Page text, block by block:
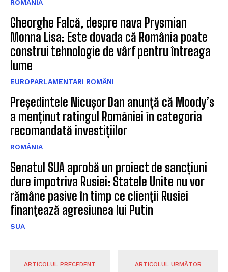
ROMÂNIA
Gheorghe Falcă, despre nava Prysmian
Monna Lisa: Este dovada că România poate
construi tehnologie de vârf pentru întreaga
lume
EUROPARLAMENTARI ROMÂNI
Președintele Nicușor Dan anunță că Moody’s
a menținut ratingul României în categoria
recomandată investițiilor
ROMÂNIA
Senatul SUA aprobă un proiect de sancțiuni
dure împotriva Rusiei: Statele Unite nu vor
rămâne pasive în timp ce clienții Rusiei
finanțează agresiunea lui Putin
SUA
ARTICOLUL PRECEDENT ARTICOLUL URMĂTOR